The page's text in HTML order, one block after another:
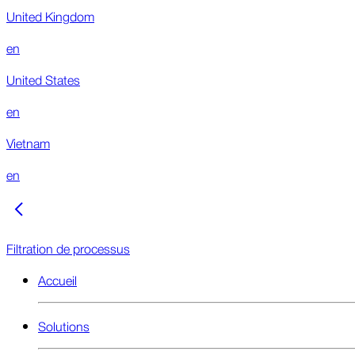
United Kingdom
en
United States
en
Vietnam
en
Filtration de processus
Accueil
Solutions